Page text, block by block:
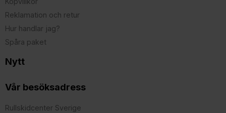
Reklamation och retur
Hur handlar jag?
Spåra paket
Nytt
Vår besöksadress
Rullskidcenter Sverige